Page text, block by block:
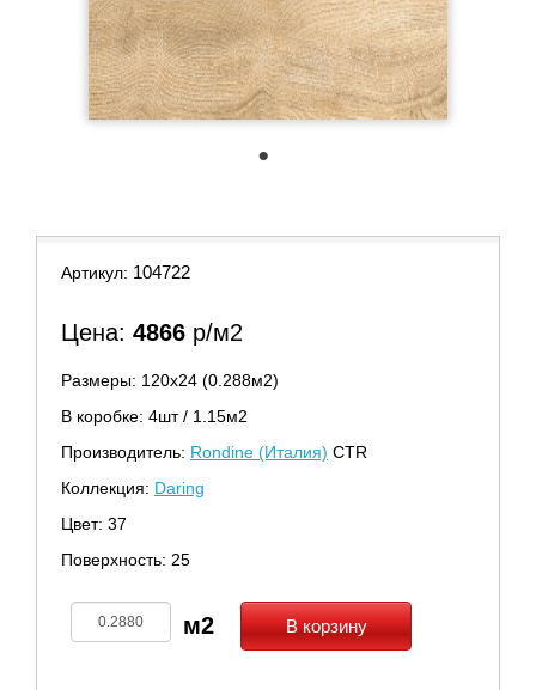
Артикул: 104722
Цена: 4866 р/м2
Размеры: 120х24 (0.288м2)
В коробке: 4шт / 1.15м2
Производитель: Rondine (Италия) CTR
Коллекция: Daring
Цвет: 37
Поверхность: 25
В корзину